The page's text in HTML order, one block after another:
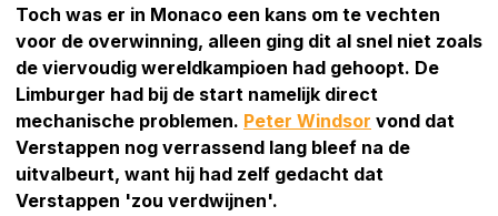
Toch was er in Monaco een kans om te vechten
voor de overwinning, alleen ging dit al snel niet zoals
de viervoudig wereldkampioen had gehoopt. De
Limburger had bij de start namelijk direct
mechanische problemen. Peter Windsor vond dat
Verstappen nog verrassend lang bleef na de
uitvalbeurt, want hij had zelf gedacht dat
Verstappen 'zou verdwijnen'.